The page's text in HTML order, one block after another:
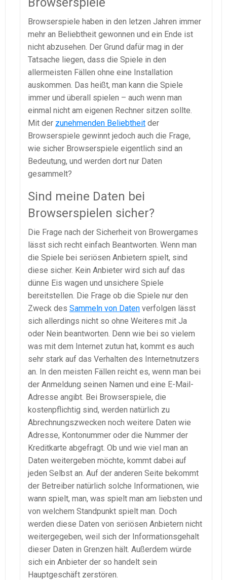
Browserspiele haben in den letzen Jahren immer
mehr an Beliebtheit gewonnen und ein Ende ist
nicht abzusehen. Der Grund dafür mag in der
Tatsache liegen, dass die Spiele in den
allermeisten Fällen ohne eine Installation
auskommen. Das heißt, man kann die Spiele
immer und überall spielen – auch wenn man
einmal nicht am eigenen Rechner sitzen sollte.
Mit der zunehmenden Beliebtheit der
Browserspiele gewinnt jedoch auch die Frage,
wie sicher Browserspiele eigentlich sind an
Bedeutung, und werden dort nur Daten
gesammelt?
Sind meine Daten bei
Browserspielen sicher?
Die Frage nach der Sicherheit von Browergames
lässt sich recht einfach Beantworten. Wenn man
die Spiele bei seriösen Anbietern spielt, sind
diese sicher. Kein Anbieter wird sich auf das
dünne Eis wagen und unsichere Spiele
bereitstellen. Die Frage ob die Spiele nur den
Zweck des Sammeln von Daten verfolgen lässt
sich allerdings nicht so ohne Weiteres mit Ja
oder Nein beantworten. Denn wie bei so vielem
was mit dem Internet zutun hat, kommt es auch
sehr stark auf das Verhalten des Internetnutzers
an. In den meisten Fällen reicht es, wenn man bei
der Anmeldung seinen Namen und eine E-Mail-
Adresse angibt. Bei Browserspiele, die
kostenpflichtig sind, werden natürlich zu
Abrechnungszwecken noch weitere Daten wie
Adresse, Kontonummer oder die Nummer der
Kreditkarte abgefragt. Ob und wie viel man an
Daten weitergeben möchte, kommt dabei auf
jeden Selbst an. Auf der anderen Seite bekommt
der Betreiber natürlich solche Informationen, wie
wann spielt, man, was spielt man am liebsten und
von welchem Standpunkt spielt man. Doch
werden diese Daten von seriösen Anbietern nicht
weitergegeben, weil sich der Informationsgehalt
dieser Daten in Grenzen hält. Außerdem würde
sich ein Anbieter der so handelt sein
Hauptgeschäft zerstören.